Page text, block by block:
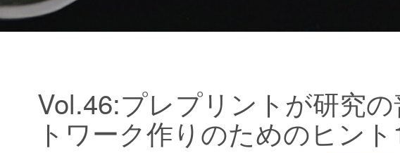
Vol.46:プレプリントが研究
トワーク作りのためのヒント